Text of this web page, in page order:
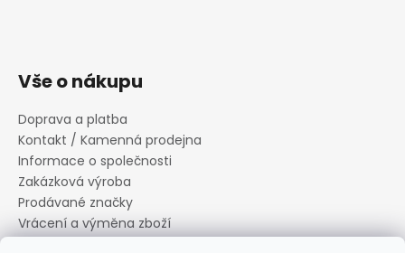
Vše o nákupu
Doprava a platba
Kontakt / Kamenná prodejna
Informace o společnosti
Zakázková výroba
Prodávané značky
Vrácení a výměna zboží